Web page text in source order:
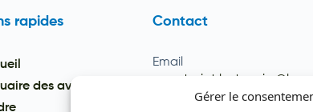
Gérer le
rapides
des avocats
Contact
Email
dutogo.tg